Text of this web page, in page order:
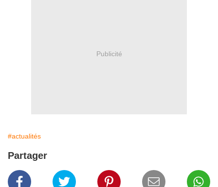
Publicité
#actualités
Partager